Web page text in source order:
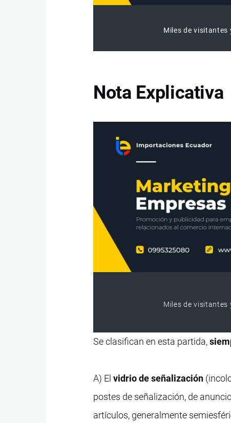
Miles de visitantes
Nota Explicativa
Miles de visitantes
Se clasifican en esta partida,
A) Elvidrio de señalización
postes de señalización, de
artículos, generalmente